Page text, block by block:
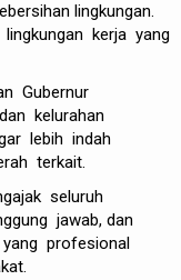
lingkungan.
kerja yang
Gubernur
kelurahan
lebih indah
terkait.
seluruh
jawab, dan
profesional